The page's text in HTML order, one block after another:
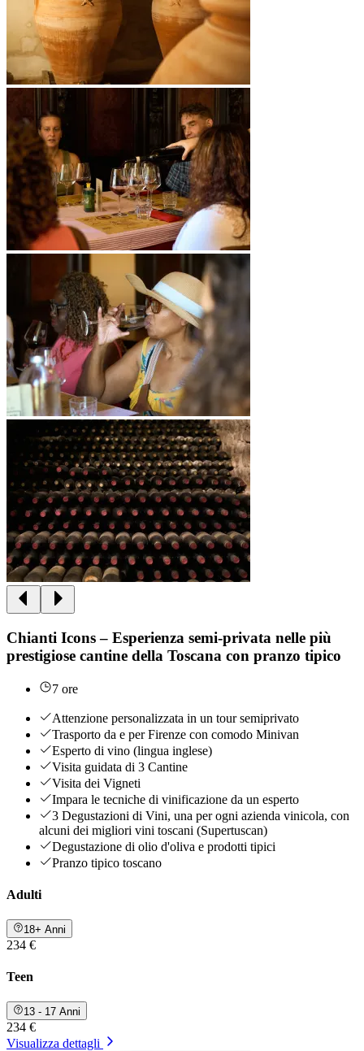
Chianti Icons – Esperienza semi-privata nelle più
prestigiose cantine della Toscana con pranzo tipico
7 ore
Attenzione personalizzata in un tour semiprivato
Trasporto da e per Firenze con comodo Minivan
Esperto di vino (lingua inglese)
Visita guidata di 3 Cantine
Visita dei Vigneti
Impara le tecniche di vinificazione da un esperto
3 Degustazioni di Vini, una per ogni azienda vinicola, con
alcuni dei migliori vini toscani (Supertuscan)
Degustazione di olio d'oliva e prodotti tipici
Pranzo tipico toscano
Adulti
18+ Anni
234 €
Teen
13 - 17 Anni
234 €
Visualizza dettagli